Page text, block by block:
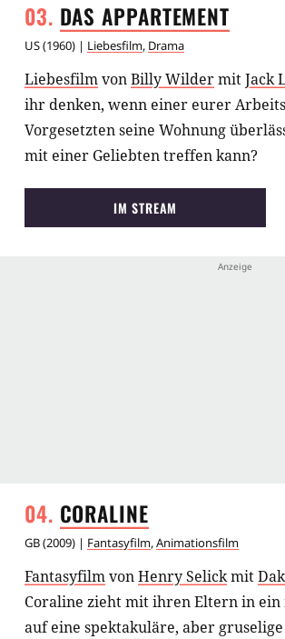
DASAPPARTEMENT
US(1960) | Liebesfilm, Drama
LiebesfilmvonBilly WildermitJack
ihr denken, wenn einer eurer
Vorgesetzten seine Wohnung
mit einer Geliebten treffen kann?
IM STREAM
CORALINE
GB(2009) | Fantasyfilm,Animationsfilm
FantasyfilmvonHenry Selickmit
Coraline zieht mit ihren Eltern in ein
auf eine spektakuläre, aber